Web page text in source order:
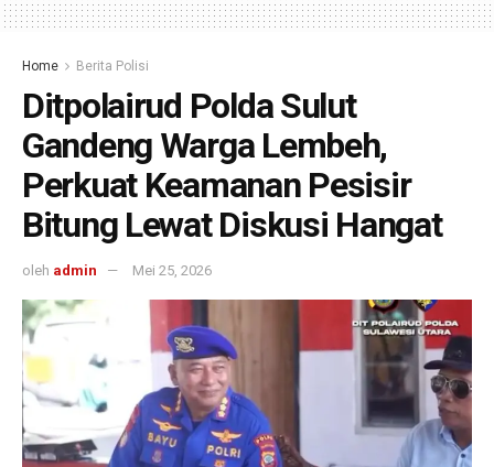
Home Berita Polisi
Ditpolairud Polda Sulut
Gandeng Warga Lembeh,
Perkuat Keamanan Pesisir
Bitung Lewat Diskusi Hangat
oleh admin Mei 25, 2026